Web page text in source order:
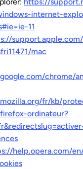
internet-
11
mac
chrome/
fr/kb/
ordinateur?
help.opera.com/